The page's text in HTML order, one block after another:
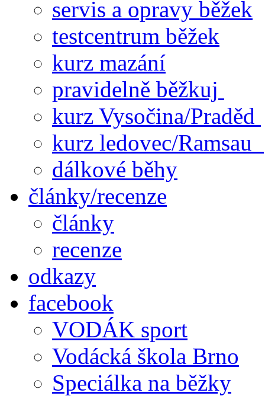
servis a opravy běžek
testcentrum běžek
kurz mazání
pravidelně běžkuj
kurz Vysočina/Praděd
kurz ledovec/Ramsau
dálkové běhy
články/recenze
články
recenze
odkazy
facebook
VODÁK sport
Vodácká škola Brno
Speciálka na běžky